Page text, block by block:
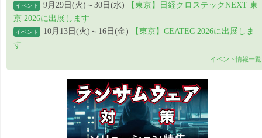
イベント 9月29日(火)～30日(水)
【東京】日経クロステックNEXT 東
京 2026に出展します
イベント 10月13日(火)～16日(金)
【東京】CEATEC 2026に出展しま
す
イベント情報一覧